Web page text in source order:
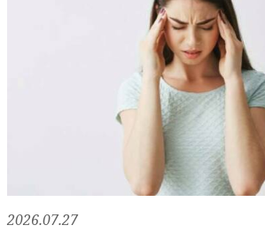
2026.07.27